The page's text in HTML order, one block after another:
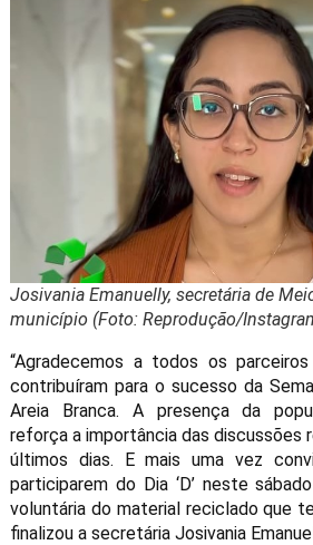
Josivania Emanuelly, secretária de
município (Foto: Reprodução/
“Agradecemos a todos os
contribuíram para o sucesso da
Areia Branca. A presença da
reforça a importância das discussões
últimos dias. E mais uma vez
participarem do Dia ‘D’ neste
voluntária do material reciclado que
finalizou a secretária Josivania